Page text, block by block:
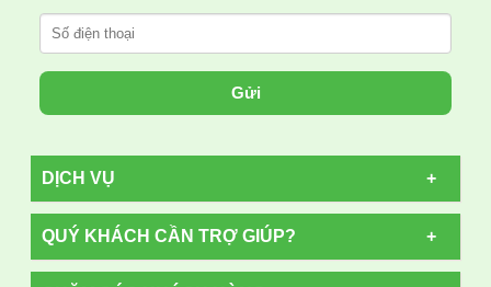
Gửi
DỊCH VỤ
QUÝ KHÁCH CẦN TRỢ GIÚP?